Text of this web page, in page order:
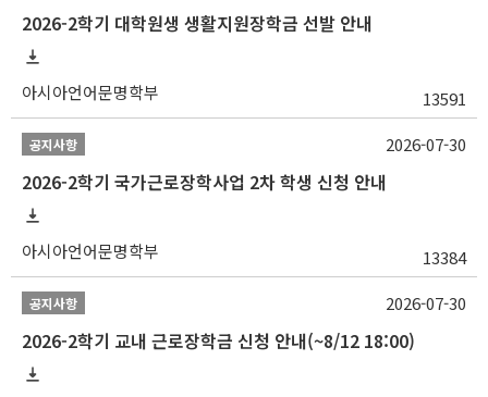
2026-2학기 대학원생 생활지원장학금 선발 안내
아시아언어문명학부 13591
공지사항
2026-2학기 국가근로장학사업 2차 학생 신청 안내
아시아언어문명학부 13384
2026-07-30
공지사항
2026-2학기 교내 근로장학금 신청 안내(~8/12 18:00)
2026-07-30